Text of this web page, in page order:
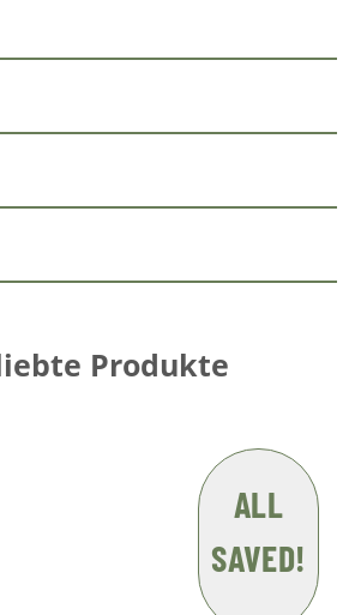
Produkte
ALL
SAVED!